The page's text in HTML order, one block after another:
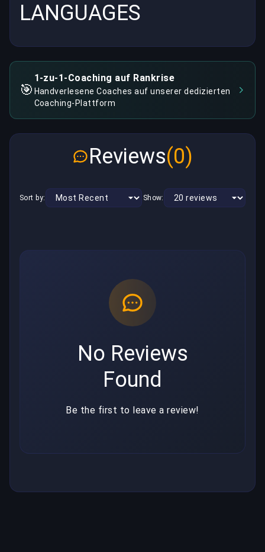
LANGUAGES
🎯
1-zu-1-Coaching auf Rankrise
Handverlesene Coaches auf unserer dedizierten
Coaching-Plattform
Reviews(0)
Sort by: Show:
No Reviews
Found
Be the first to leave a review!